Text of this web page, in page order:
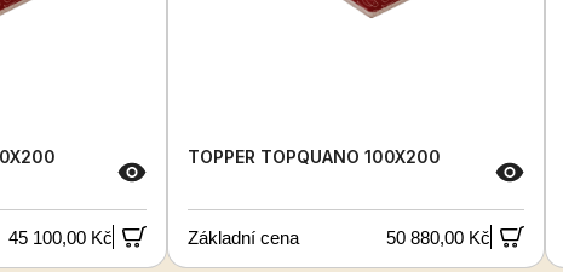
45 100,00 Kč
TOPPER TOPQUANO 100X200
Základní cena 50 880,00 Kč